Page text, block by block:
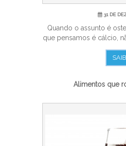
31 DE
Quando o assunto é
que pensamos é cálcio,
Alimentos que